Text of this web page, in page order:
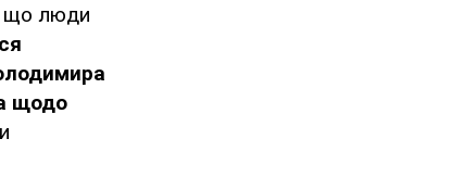
що люди
щодо